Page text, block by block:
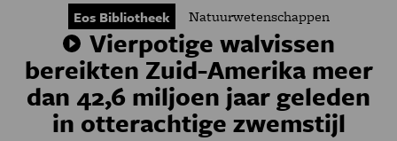
Eos Bibliotheek Natuurwetenschappen
Vierpotige walvissen
bereikten Zuid-Amerika meer
dan 42,6 miljoen jaar geleden
in otterachtige zwemstijl